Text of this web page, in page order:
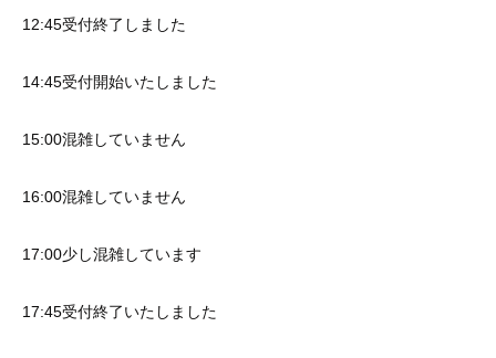
12:45受付終了しました
14:45受付開始いたしました
15:00混雑していません
16:00混雑していません
17:00少し混雑しています
17:45受付終了いたしました